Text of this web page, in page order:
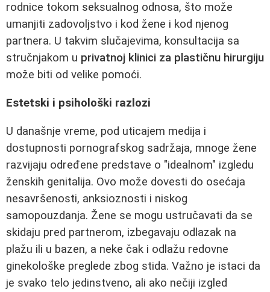
rodnice tokom seksualnog odnosa, što može
umanjiti zadovoljstvo i kod žene i kod njenog
partnera. U takvim slučajevima, konsultacija sa
stručnjakom u privatnoj klinici za plastičnu hirurgiju
može biti od velike pomoći.
Estetski i psihološki razlozi
U današnje vreme, pod uticajem medija i
dostupnosti pornografskog sadržaja, mnoge žene
razvijaju određene predstave o "idealnom" izgledu
ženskih genitalija. Ovo može dovesti do osećaja
nesavršenosti, anksioznosti i niskog
samopouzdanja. Žene se mogu ustručavati da se
skidaju pred partnerom, izbegavaju odlazak na
plažu ili u bazen, a neke čak i odlažu redovne
ginekološke preglede zbog stida. Važno je istaci da
je svako telo jedinstveno, ali ako nečiji izgled